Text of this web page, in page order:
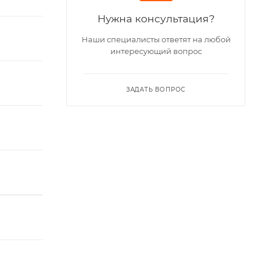
Нужна консультация?
Наши специалисты ответят на любой
интересующий вопрос
ЗАДАТЬ ВОПРОС